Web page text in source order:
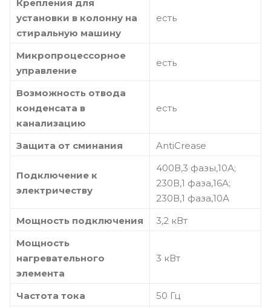
Крепления для
установки в колонну на
стиральную машину
есть
Микропроцессорное
управление
есть
Возможность отвода
конденсата в
канализацию
есть
Защита от сминания AntiCrease
Подключение к
электричеству
400В,3 фазы,10А;
230В,1 фаза,16А;
230В,1 фаза,10А
Мощность подключения
3,2 кВт
Мощность
нагревательного
элемента
3 кВт
Частота тока
50 Гц